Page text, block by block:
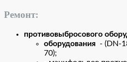
Ремонт:
противовыбросового
оборудования - (DN-
70);